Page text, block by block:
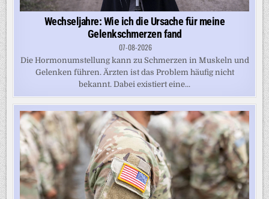
Wechseljahre: Wie ich die Ursache für meine
Gelenkschmerzen fand
07-08-2026
Die Hormonumstellung kann zu Schmerzen in Muskeln und
Gelenken führen. Ärzten ist das Problem häufig nicht
bekannt. Dabei existiert eine...